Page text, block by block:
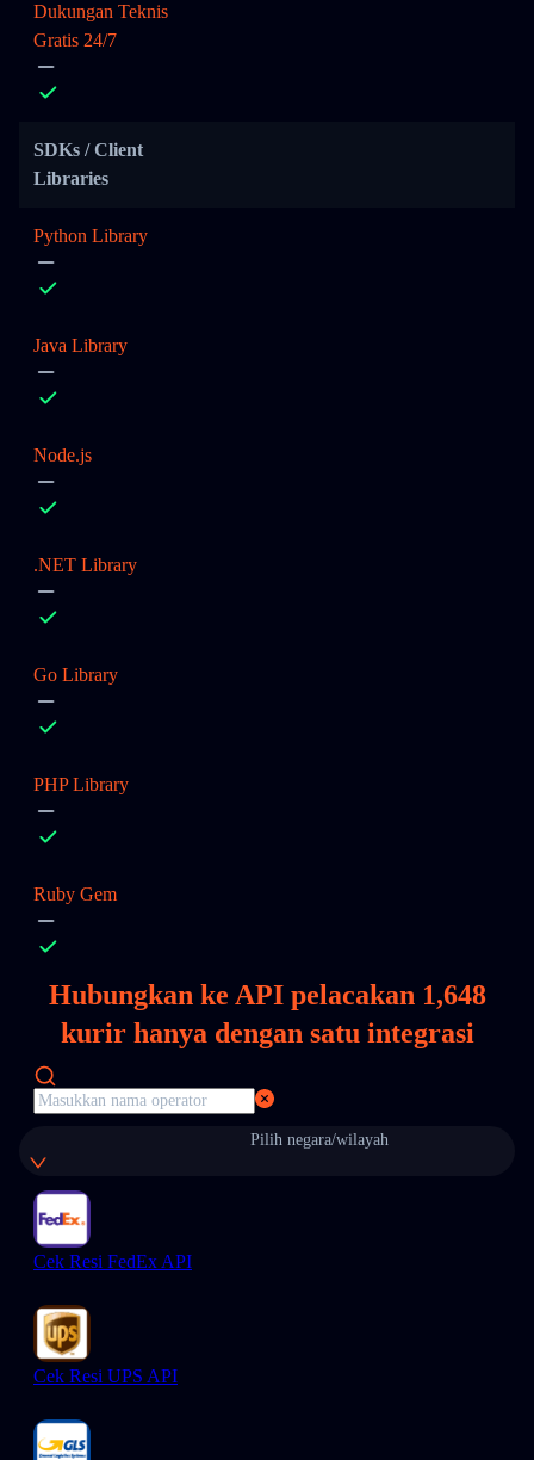
Dukungan Teknis
Gratis 24/7
SDKs / Client
Libraries
Python Library
Java Library
Node.js
.NET Library
Go Library
PHP Library
Ruby Gem
Hubungkan ke API pelacakan 1,648
kurir hanya dengan satu integrasi
Pilih negara/wilayah
Cek Resi FedEx API
Cek Resi UPS API